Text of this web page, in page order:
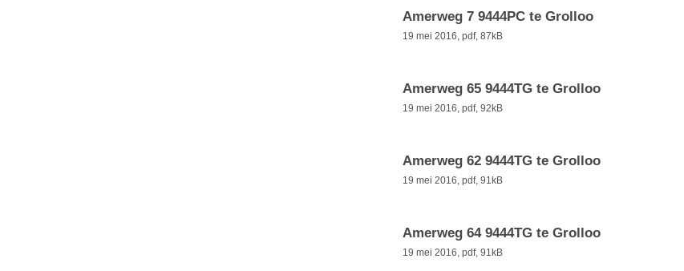
Amerweg 7 9444PC te Grolloo
19 mei 2016, pdf, 87kB
Amerweg 65 9444TG te Grolloo
19 mei 2016, pdf, 92kB
Amerweg 62 9444TG te Grolloo
19 mei 2016, pdf, 91kB
Amerweg 64 9444TG te Grolloo
19 mei 2016, pdf, 91kB